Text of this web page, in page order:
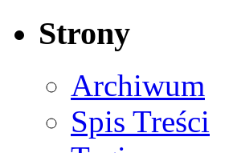
Strony
Archiwum
Spis Treści